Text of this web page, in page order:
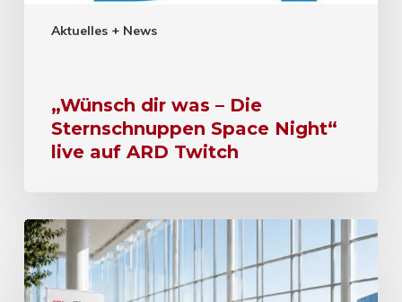
Aktuelles + News
„Wünsch dir was – Die
Sternschnuppen Space Night“
live auf ARD Twitch